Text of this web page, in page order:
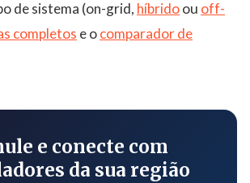
de sistema (on-grid, híbridoou off-
completos e ocomparador de
e conecte com
da sua região